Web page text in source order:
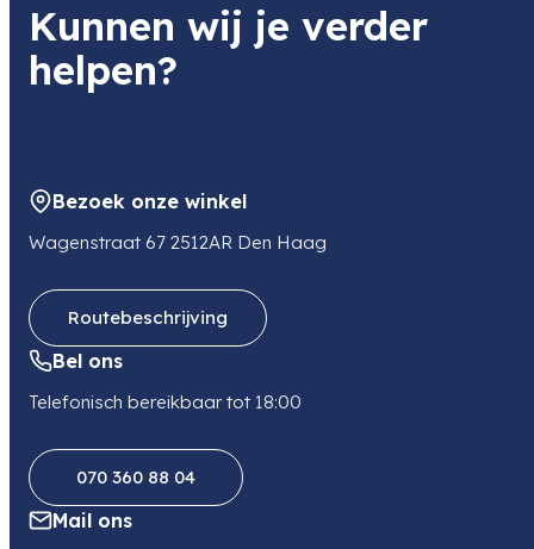
Kunnen wij je verder
helpen?
Bezoek onze winkel
Wagenstraat 67 2512AR Den Haag
Routebeschrijving
Bel ons
Telefonisch bereikbaar tot 18:00
070 360 88 04
Mail ons